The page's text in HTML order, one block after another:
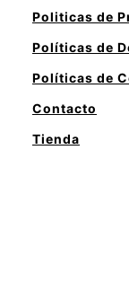
Politicas de
Políticas de
Políticas de
Contacto
Tienda